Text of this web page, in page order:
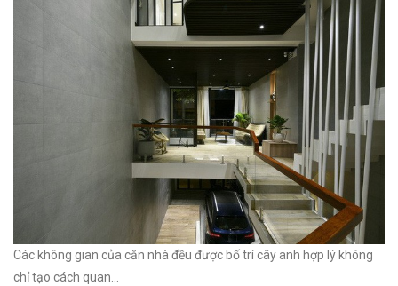
Các không gian của căn nhà đều được bố trí cây anh hợp lý không
chỉ tạo cách quan...